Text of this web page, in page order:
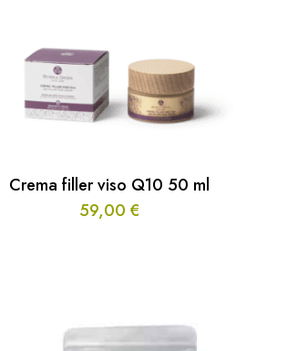
Crema filler viso Q10 50 ml
59,00 €